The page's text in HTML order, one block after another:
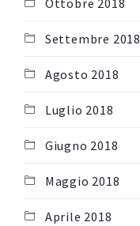
Ottobre 2018
Settembre 2018
Agosto 2018
Luglio 2018
Giugno 2018
Maggio 2018
Aprile 2018